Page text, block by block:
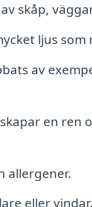
skåp,
ljus som
av
en ren
allergener.
eller vindar.